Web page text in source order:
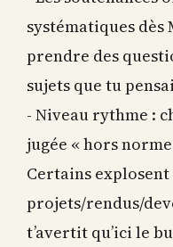
systématiques
prendre des
sujets que tu
- Niveau rythme :
jugée « hors
Certains
projets/rendus/
t’avertit qu’ici le